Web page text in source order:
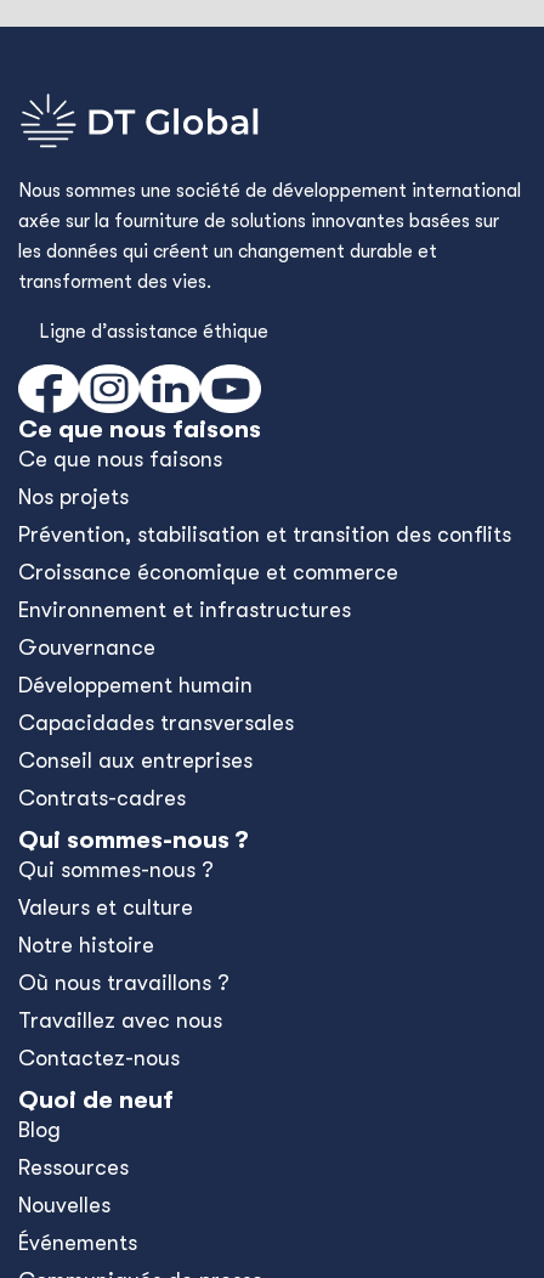
Nous sommes une société de développement international
axée sur la fourniture de solutions innovantes basées sur
les données qui créent un changement durable et
transforment des vies.
Ligne d’assistance éthique
Ce que nous faisons
Ce que nous faisons
Nos projets
Prévention, stabilisation et transition des conflits
Croissance économique et commerce
Environnement et infrastructures
Gouvernance
Développement humain
Capacidades transversales
Conseil aux entreprises
Contrats-cadres
Qui sommes-nous ?
Qui sommes-nous ?
Valeurs et culture
Notre histoire
Où nous travaillons ?
Travaillez avec nous
Contactez-nous
Quoi de neuf
Blog
Ressources
Nouvelles
Événements